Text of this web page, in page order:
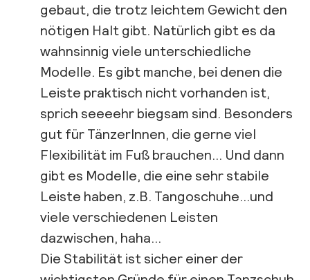
gebaut, die trotz leichtem Gewicht den
nötigen Halt gibt. Natürlich gibt es da
wahnsinnig viele unterschiedliche
Modelle. Es gibt manche, bei denen die
Leiste praktisch nicht vorhanden ist,
sprich seeeehr biegsam sind. Besonders
gut für TänzerInnen, die gerne viel
Flexibilität im Fuß brauchen… Und dann
gibt es Modelle, die eine sehr stabile
Leiste haben, z.B. Tangoschuhe…und
viele verschiedenen Leisten
dazwischen, haha…
Die Stabilität ist sicher einer der